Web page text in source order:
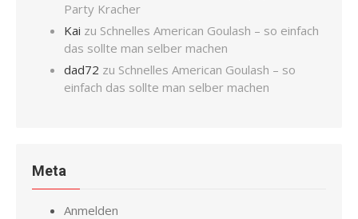
Party Kracher
Kai zu Schnelles American Goulash – so einfach
das sollte man selber machen
dad72 zu Schnelles American Goulash – so
einfach das sollte man selber machen
Meta
Anmelden